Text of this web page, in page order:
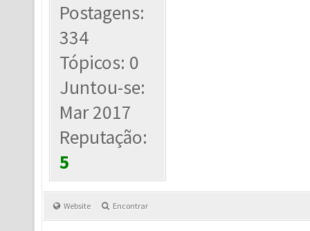
Postagens:
334
Tópicos: 0
Juntou-se:
Mar 2017
Reputação:
5
Website Encontrar